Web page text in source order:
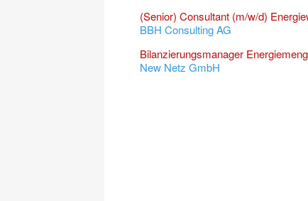
(Senior) Consultant (m/w/d)
BBH Consulting AG
Bilanzierungsmanager
New Netz GmbH